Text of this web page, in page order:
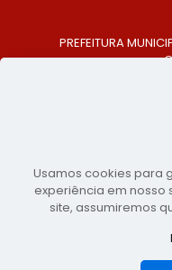
PREFEITURA
Centro, São Bento
E-MAIL:
Copyright 2021-2026
Prefeitura
publicidade
Usamos cookies para
experiência em nosso
site, assumiremos